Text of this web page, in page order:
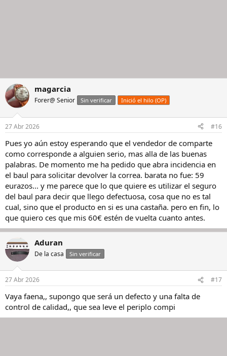
magarcia
Forer@ Senior Sin verificar Inició el hilo (OP)
27 Abr 2026 #16
Pues yo aún estoy esperando que el vendedor de comparte
como corresponde a alguien serio, mas alla de las buenas
palabras. De momento me ha pedido que abra incidencia en
el baul para solicitar devolver la correa. barata no fue: 59
eurazos... y me parece que lo que quiere es utilizar el seguro
del baul para decir que llego defectuosa, cosa que no es tal
cual, sino que el producto en si es una castaña. pero en fin, lo
que quiero ces que mis 60€ estén de vuelta cuanto antes.
Aduran
De la casa Sin verificar
27 Abr 2026 #17
Vaya faena,, supongo que será un defecto y una falta de
control de calidad,, que sea leve el periplo compi